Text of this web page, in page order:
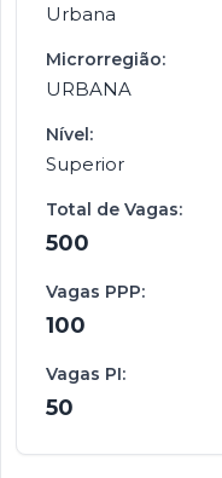
Urbana
Microrregião:
URBANA
Nível:
Superior
Total de Vagas:
500
Vagas PPP:
100
Vagas PI:
50